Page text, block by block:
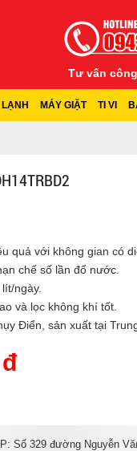
Tư vấn
MÁY GIẶT TI VI
quả với không gian có
chế số lần đổ nước.
ngày.
và lọc không khí tốt.
Điển, sản xuất tại
Số 329 đường Nguyễn